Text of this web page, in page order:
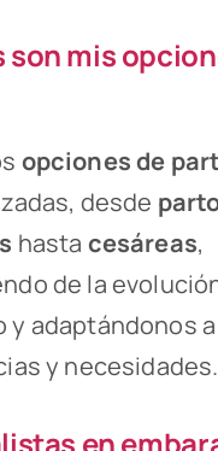
son mis
opciones de
desde
hasta cesáreas,
de la
y adaptándonos
y necesidades.
en